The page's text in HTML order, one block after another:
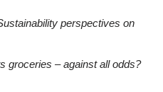
perspectives on
groceries – against all odds?